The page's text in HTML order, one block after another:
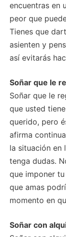
encuentras en
peor que
Tienes que
asienten y
así evitarás
Soñar que le
Soñar que le
que usted
querido, pero
afirma
la situación en
tenga dudas.
que imponer
que amas
momento en
Soñar con